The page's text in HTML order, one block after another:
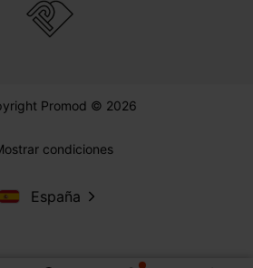
Promod © 2026
condiciones
España